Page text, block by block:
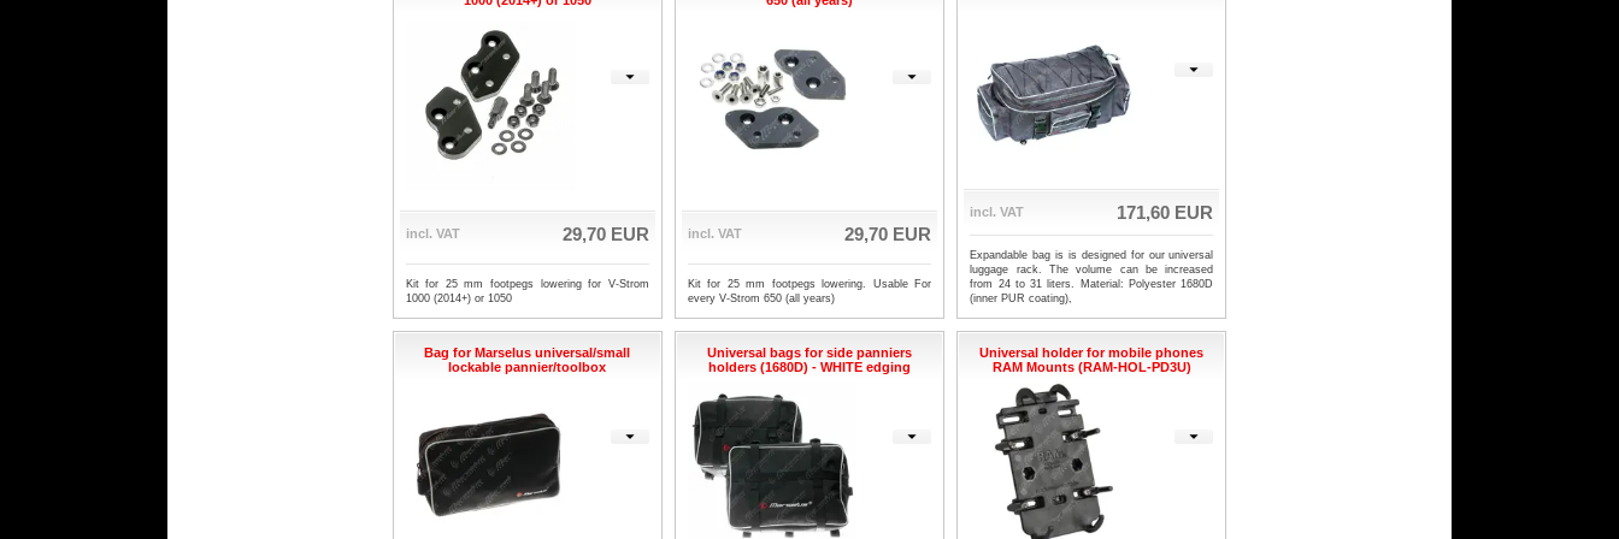
incl. VAT 29,70 EUR
Kit for 25 mm footpegs lowering for V-Strom
1000 (2014+) or 1050
incl. VAT 29,70 EUR
Kit for 25 mm footpegs lowering. Usable For
every V-Strom 650 (all years)
incl. VAT 171,60 EUR
Expandable bag is is designed for our universal
luggage rack. The volume can be increased
from 24 to 31 liters. Material: Polyester 1680D
(inner PUR coating),
Bag for Marselus universal/small
lockable pannier/toolbox
Universal bags for side panniers
holders (1680D) - WHITE edging
Universal holder for mobile phones
RAM Mounts (RAM-HOL-PD3U)